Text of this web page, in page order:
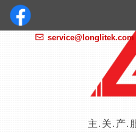
主页 关于我们 产品 / 解决方案
ꂘ service@longlitek.com